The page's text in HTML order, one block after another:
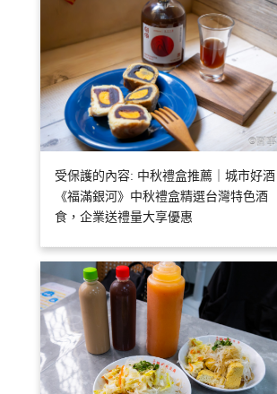
受保護的內容: 中秋禮盒推薦｜城市好酒
《福滿銀河》中秋禮盒精選台灣特色酒
食，企業送禮量大享優惠